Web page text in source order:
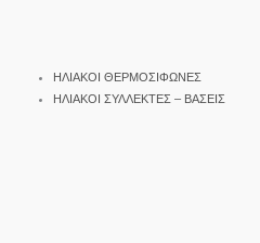
ΗΛΙΑΚΟΙ ΘΕΡΜΟΣΙΦΩΝΕΣ
ΗΛΙΑΚΟΙ ΣΥΛΛΕΚΤΕΣ – ΒΑΣΕΙΣ